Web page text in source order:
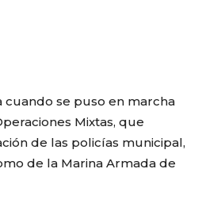
cuando se puso en marcha
Mixtas, que
de las policías municipal,
de la Marina Armada de